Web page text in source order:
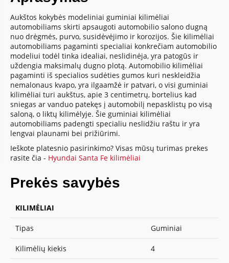
Aukštos kokybės modeliniai guminiai kilimėliai
automobiliams skirti apsaugoti automobilio salono dugną
nuo drėgmės, purvo, susidėvėjimo ir korozijos. Šie kilimėliai
automobiliams pagaminti specialiai konkrečiam automobilio
modeliui todėl tinka idealiai, neslidinėja, yra patogūs ir
uždengia maksimalų dugno plotą. Automobilio kilimėliai
pagaminti iš specialios sudėties gumos kuri neskleidžia
nemalonaus kvapo, yra ilgaamžė ir patvari, o visi guminiai
kilimėliai turi aukštus, apie 3 centimetrų, bortelius kad
sniegas ar vanduo patekęs į automobilį nepasklistų po visą
saloną, o liktų kilimėlyje. Šie guminiai kilimėliai
automobiliams padengti specialiu neslidžiu raštu ir yra
lengvai plaunami bei prižiūrimi.
Ieškote platesnio pasirinkimo? Visas mūsų turimas prekes
rasite čia - Hyundai Santa Fe kilimėliai
Prekės savybės
KILIMĖLIAI
Tipas Guminiai
Kilimėlių kiekis 4